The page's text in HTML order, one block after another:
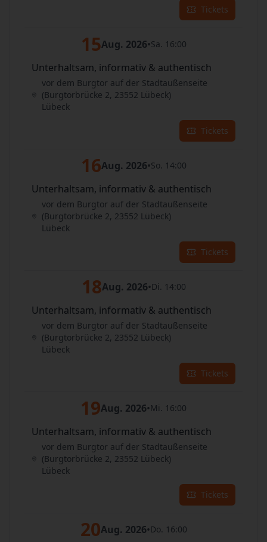
Tickets
15Aug. 2026•Sa. 16:00
Unterhaltsam, informativ & authentisch
vor dem Burgtor auf der Stadtaußenseite
(Burgtorbrücke 2, 23552 Lübeck)
Lübeck
Tickets
16Aug. 2026•So. 14:00
Unterhaltsam, informativ & authentisch
vor dem Burgtor auf der Stadtaußenseite
(Burgtorbrücke 2, 23552 Lübeck)
Lübeck
Tickets
18Aug. 2026•Di. 14:00
Unterhaltsam, informativ & authentisch
vor dem Burgtor auf der Stadtaußenseite
(Burgtorbrücke 2, 23552 Lübeck)
Lübeck
Tickets
19Aug. 2026•Mi. 16:00
Unterhaltsam, informativ & authentisch
vor dem Burgtor auf der Stadtaußenseite
(Burgtorbrücke 2, 23552 Lübeck)
Lübeck
Tickets
20Aug. 2026•Do. 16:00